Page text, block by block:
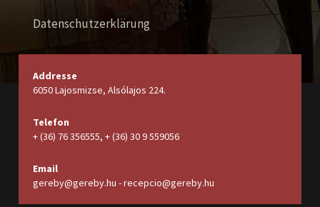
Datenschutzerklärung
Addresse
6050 Lajosmizse, Alsólajos 224.
Telefon
+ (36) 76 356555, + (36) 30 9 559056
Email
gereby@gereby.hu - recepcio@gereby.hu